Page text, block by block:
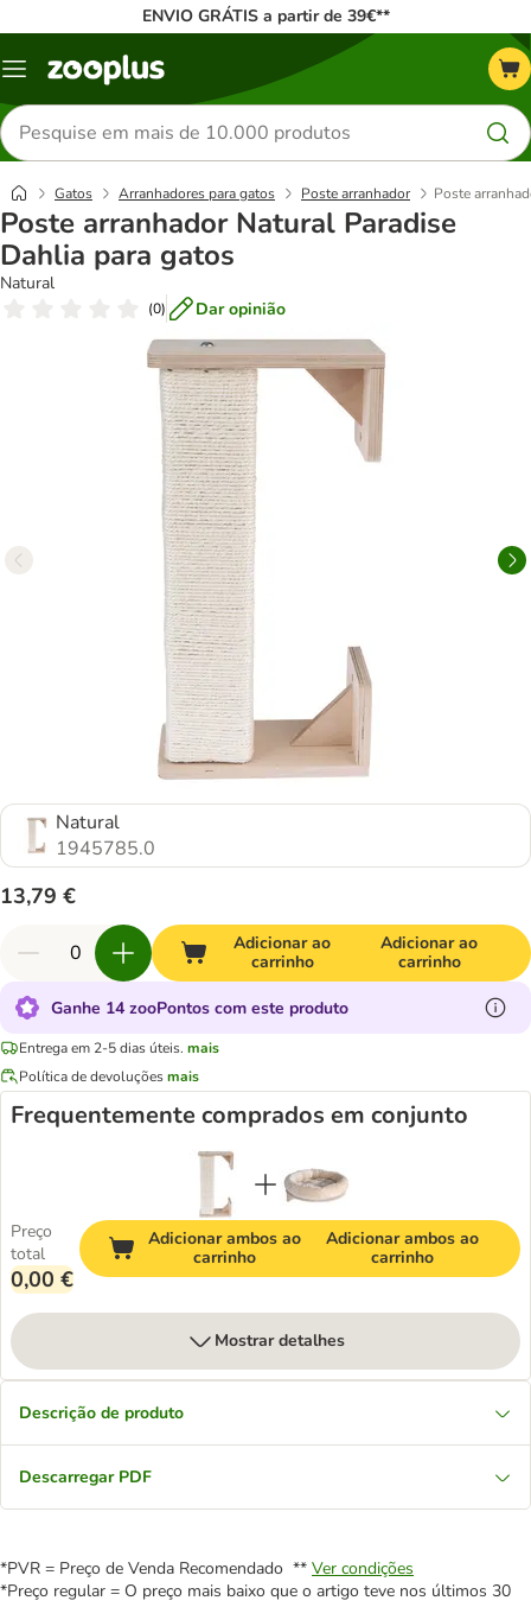
ENVIO GRÁTIS a partir de 39€**
Menu
Pesquisar
produtos
Gatos Arranhadores para gatos Poste arranhador Poste
Poste arranhador Natural Paradise
Dahlia para gatos
Natural
(0) Dar opinião
Natural
1945785.0
13,79 €
Adicionar ao
carrinho
Adicionar ao
carrinho
Ganhe 14 zooPontos com este produto
Entrega em 2-5 dias úteis. mais
Política de devoluçõesmais
Frequentemente comprados em conjunto
Preço
total
0,00 €
Adicionar ambos ao
carrinho
Adicionar ambos ao
carrinho
Mostrar detalhes
Descrição de produto
Descarregar PDF
*PVR = Preço de Venda Recomendado ** Ver condições
*Preço regular = O preço mais baixo que o artigo teve nos últimos 30